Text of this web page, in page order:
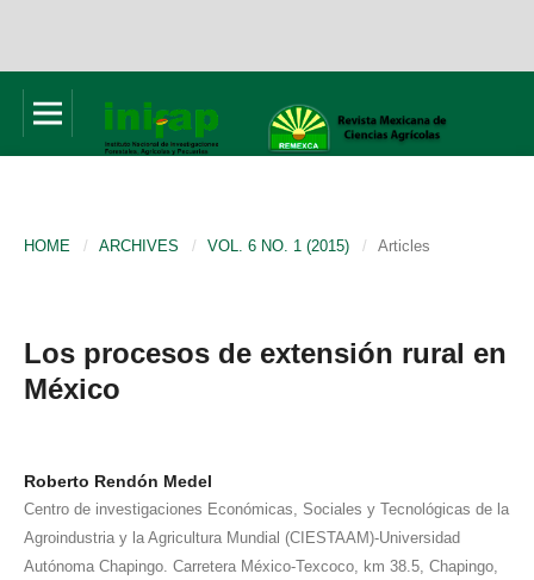
HOME / ARCHIVES / VOL. 6 NO. 1 (2015) / Articles
Los procesos de extensión rural en
México
Roberto Rendón Medel
Centro de investigaciones Económicas, Sociales y Tecnológicas de la
Agroindustria y la Agricultura Mundial (CIESTAAM)-Universidad
Autónoma Chapingo. Carretera México-Texcoco, km 38.5, Chapingo,